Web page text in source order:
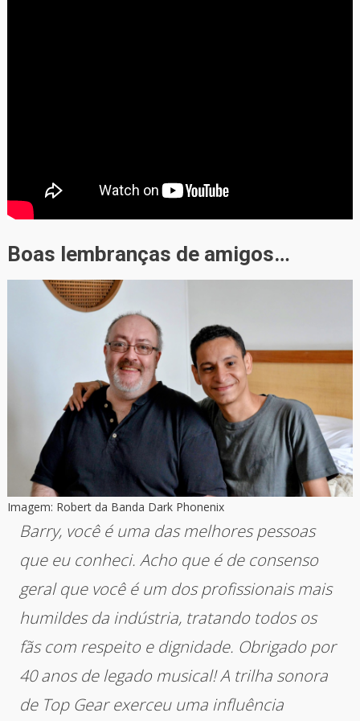
Boas lembranças de amigos…
Imagem: Robert da Banda Dark Phonenix
Barry, você é uma das melhores pessoas
que eu conheci. Acho que é de consenso
geral que você é um dos profissionais mais
humildes da indústria, tratando todos os
fãs com respeito e dignidade. Obrigado por
40 anos de legado musical! A trilha sonora
de Top Gear exerceu uma influência